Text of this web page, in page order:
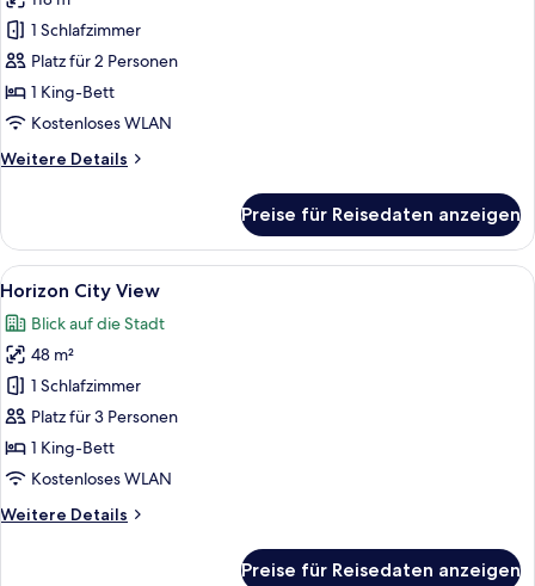
Sanctuary
Suite
anzeigen
1 Schlafzimmer
Platz für 2 Personen
1 King-Bett
Kostenloses WLAN
Weitere Details
Weitere
Sanctuary
Suite
Preise für Reisedaten anzeigen
Alle
Fotos
für
Horizon
City
View
anzeigen
Ein Hotelzimmer mit einem großen
8
Horizon City View
Blick auf die Stadt
48 m²
1 Schlafzimmer
Platz für 3 Personen
1 King-Bett
Kostenloses WLAN
Weitere Details
Weitere
Preise für Reisedaten anzeigen